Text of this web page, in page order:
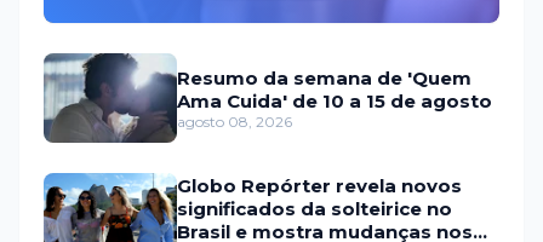
Resumo da semana de 'Quem
Ama Cuida' de 10 a 15 de agosto
agosto 08, 2026
Globo Repórter revela novos
significados da solteirice no
Brasil e mostra mudanças nos